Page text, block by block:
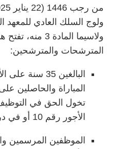
ولوج السلك العادي للمعهد
ولاسيما المادة
المترشحات والمترشحين:
البالغين 35
المباراة والحاصلين
تخول الحق في
الأجور رقم 10 أو في درجة أو إطار مماثل؛